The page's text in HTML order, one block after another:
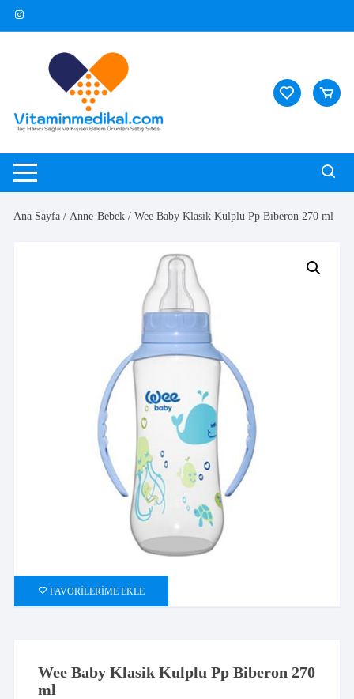
Skip
Ana Sayfa /Anne-Bebek / Wee Baby Klasik Kulplu Pp Biberon 270 ml
FAVORILERIME EKLE
Wee Baby Klasik Kulplu Pp Biberon 270
ml